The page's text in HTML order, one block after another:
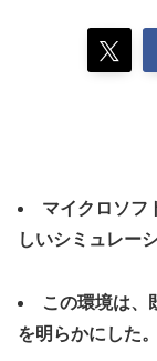
マイクロソフ
しいシミュレー
この環境は、
を明らかにした。